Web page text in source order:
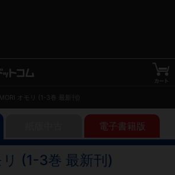
オモリ (1-3巻 最新刊)
電子書籍版
(1-3巻 最新刊)